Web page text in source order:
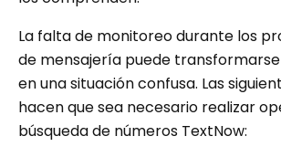
La falta de monitoreo durante los
de mensajería puede
en una situación confusa. Las
hacen que sea necesario realizar
búsqueda de números TextNow: